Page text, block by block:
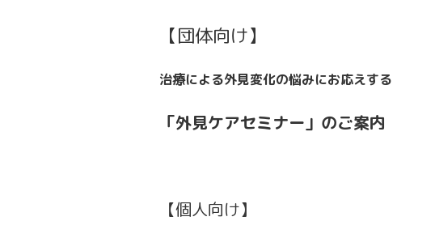
【団体向け】
治療による外見変化の悩みにお応えする
「外見ケアセミナー」のご案内
【個人向け】